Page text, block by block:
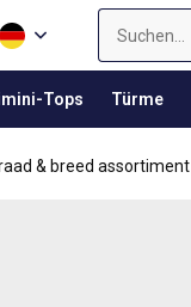
Tops Türme
& breed assortiment